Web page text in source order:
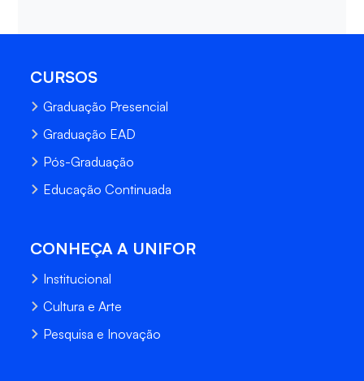
CURSOS
Graduação Presencial
Graduação EAD
Pós-Graduação
Educação Continuada
CONHEÇA A UNIFOR
Institucional
Cultura e Arte
Pesquisa e Inovação